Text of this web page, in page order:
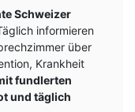
Schweizer
informieren
über
Krankheit
fundlerten
und täglich